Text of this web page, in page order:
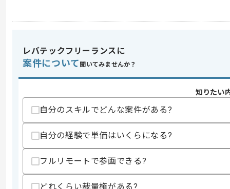
スキル
求めるスキル
・SQL、Python、Rを用いたデータアナ
・データ分析プロジェクト推進経験
・LTV予測、機械学習モデル構築実務経
・KaggleまたはSinate参加経験、受賞歴
スキルに不安がある方へ
レバテックフリーランスに
案件について 聞いてみませんか？
知りたい
自分のスキルでどんな案件がある?
自分の経験で単価はいくらになる?
フルリモートで参画できる?
どれくらい裁量権がある?